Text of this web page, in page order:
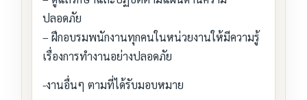
ปลอดภัย
– ฝึกอบรมพนักงานทุกคนในหน่วยงานให้มีความรู้
เรื่องการทำงานอย่างปลอดภัย
-งานอื่นๆ ตามที่ได้รับมอบหมาย